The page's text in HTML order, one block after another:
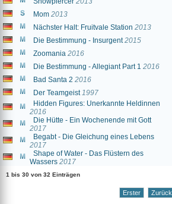
Mom 2013
Nächster Halt: Fruitvale Station 2013
Die Bestimmung - Insurgent 2015
Zoomania 2016
Die Bestimmung - Allegiant Part 1 2016
Bad Santa 2 2016
Der Teamgeist 1997
Hidden Figures: Unerkannte Heldinnen
2016
Die Hütte - Ein Wochenende mit Gott
2017
Begabt - Die Gleichung eines Lebens
2017
Shape of Water - Das Flüstern des
Wassers 2017
1 bis 30 von 32 Einträgen
Erster Zurück